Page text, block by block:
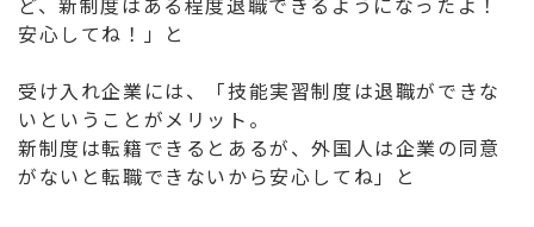
安心してね！」と
受け入れ企業には、「技能実習制度は退職ができな
いということがメリット。
新制度は転籍できるとあるが、外国人は企業の同意
がないと転職できないから安心してね」と